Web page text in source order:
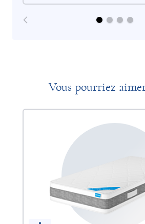
Vous pourriez